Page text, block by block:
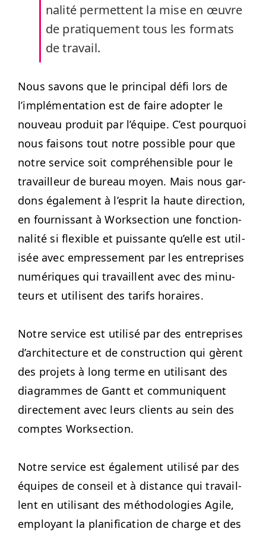
nal­ité per­me­t­tent la mise en œuvre
de pra­tique­ment tous les for­mats
de travail.
Nous savons que le prin­ci­pal défi lors de
l’im­plé­men­ta­tion est de faire adopter le
nou­veau pro­duit par l’équipe. C’est pourquoi
nous faisons tout notre pos­si­ble pour que
notre ser­vice soit com­préhen­si­ble pour le
tra­vailleur de bureau moyen. Mais nous gar­
dons égale­ment à l’e­sprit la haute direc­tion,
en four­nissant à Work­sec­tion une fonc­tion­
nal­ité si flex­i­ble et puis­sante qu’elle est util­
isée avec empresse­ment par les entre­pris­es
numériques qui tra­vail­lent avec des min­u­
teurs et utilisent des tar­ifs horaires.
Notre ser­vice est util­isé par des entre­pris­es
d’ar­chi­tec­ture et de con­struc­tion qui gèrent
des pro­jets à long terme en util­isant des
dia­grammes de Gantt et com­mu­niquent
directe­ment avec leurs clients au sein des
comptes Worksection.
Notre ser­vice est égale­ment util­isé par des
équipes de con­seil et à dis­tance qui tra­vail­
lent en util­isant des méthodolo­gies Agile,
employ­ant la plan­i­fi­ca­tion de charge et des